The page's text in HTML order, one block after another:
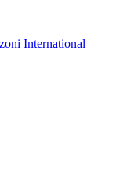
International